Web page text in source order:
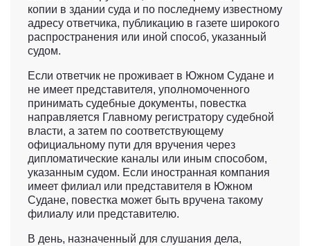
копии в здании суда и по последнему известному
адресу ответчика, публикацию в газете широкого
распространения или иной способ, указанный
судом.
Если ответчик не проживает в Южном Судане и
не имеет представителя, уполномоченного
принимать судебные документы, повестка
направляется Главному регистратору судебной
власти, а затем по соответствующему
официальному пути для вручения через
дипломатические каналы или иным способом,
указанным судом. Если иностранная компания
имеет филиал или представителя в Южном
Судане, повестка может быть вручена такому
филиалу или представителю.
В день, назначенный для слушания дела,